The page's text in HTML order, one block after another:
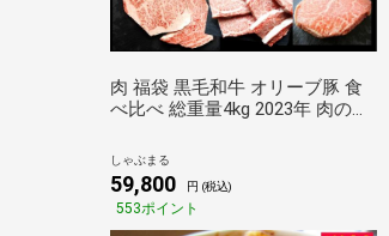
肉 福袋 黒毛和牛 オリーブ豚 食
べ比べ 総重量4kg 2023年 肉の福
クニカン 牛肉 食品 メガ盛り 焼
くだけ＆解凍するだけ簡単調理
しゃぶまる
しゃぶまる
59,800 円 (税込)
553ポイント